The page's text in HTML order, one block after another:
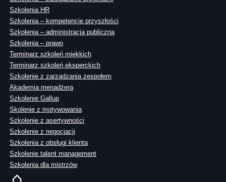
Szkolenia HR
Szkolenia – kompetencje przyszłości
Szkolenia – administracja publiczna
Szkolenia – prawo
Terminarz szkoleń miękkich
Terminarz szkoleń eksperckich
Szkolenie z zarządzania zespołem
Akademia menadżera
Szkolenie Gallup
Skolenie z motywowania
Szkolenie z asertywności
Szkolenie z negocjacji
Szkolenia z obsługi klienta
Szkolenie talent management
Szkolenia dla mistrzów